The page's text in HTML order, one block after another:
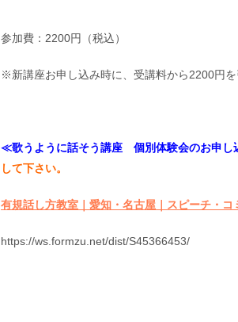
参加費：2200円（税込）
※新講座お申し込み時に、受講料から2200円を
≪歌うように話そう講座 個別体験会のお申
して下さい。
有規話し方教室｜愛知・名古屋｜スピーチ・
https://ws.formzu.net/dist/S45366453/